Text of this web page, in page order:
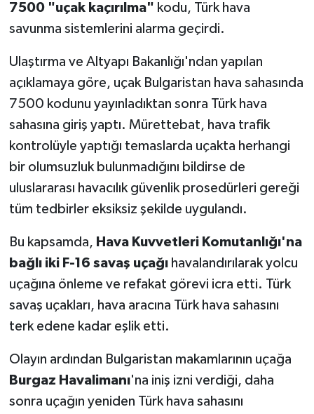
7500 "uçak kaçırılma" kodu, Türk hava
savunma sistemlerini alarma geçirdi.
Ulaştırma ve Altyapı Bakanlığı'ndan yapılan
açıklamaya göre, uçak Bulgaristan hava sahasında
7500 kodunu yayınladıktan sonra Türk hava
sahasına giriş yaptı. Mürettebat, hava trafik
kontrolüyle yaptığı temaslarda uçakta herhangi
bir olumsuzluk bulunmadığını bildirse de
uluslararası havacılık güvenlik prosedürleri gereği
tüm tedbirler eksiksiz şekilde uygulandı.
Bu kapsamda, Hava Kuvvetleri Komutanlığı'na
bağlı iki F-16 savaş uçağıhavalandırılarak yolcu
uçağına önleme ve refakat görevi icra etti. Türk
savaş uçakları, hava aracına Türk hava sahasını
terk edene kadar eşlik etti.
Olayın ardından Bulgaristan makamlarının uçağa
Burgaz Havalimanı'na iniş izni verdiği, daha
sonra uçağın yeniden Türk hava sahasını